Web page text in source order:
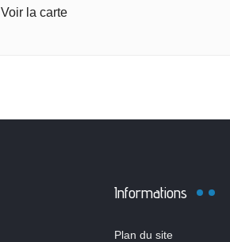
Voir la carte
Informations
Plan du site